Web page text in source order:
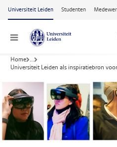
Ga naar hoofdinhoud
Universiteit Leiden Studenten
Menu
Home ...
Universiteit Leiden als inspiratiebron